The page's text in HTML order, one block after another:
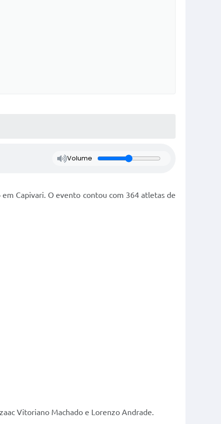
Volume
Capivari. O evento contou com 364 atletas de
Vitoriano Machado e Lorenzo Andrade.